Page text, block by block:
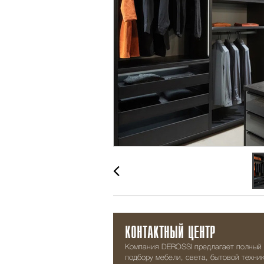
КОНТАКТНЫЙ ЦЕНТР
Компания DEROSSI предлагает полный
подбору мебели, света, бытовой